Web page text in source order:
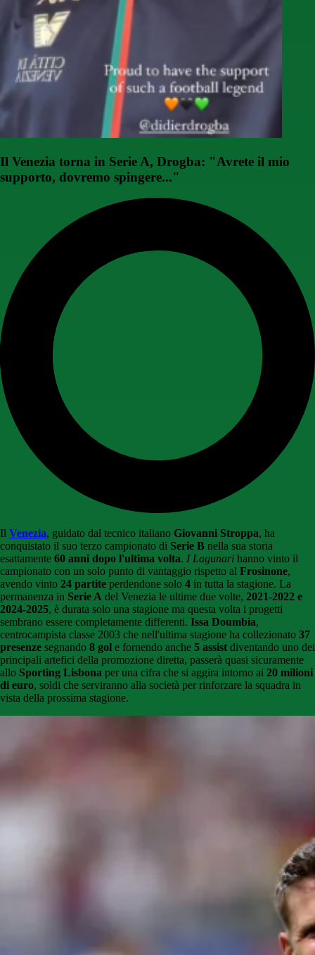
Il Venezia torna in Serie A, Drogba: "Avrete il mio
supporto, dovremo spingere..."
Il Venezia, guidato dal tecnico italiano Giovanni Stroppa, ha
conquistato il suo terzo campionato di Serie B nella sua storia
esattamente 60 anni dopo l'ultima volta. I Lagunari hanno vinto il
campionato con un solo punto di vantaggio rispetto al Frosinone,
avendo vinto 24 partite perdendone solo 4 in tutta la stagione. La
permanenza in Serie A del Venezia le ultime due volte, 2021-2022 e
2024-2025, è durata solo una stagione ma questa volta i progetti
sembrano essere completamente differenti. Issa Doumbia,
centrocampista classe 2003 che nell'ultima stagione ha collezionato 37
presenze segnando 8 gol e fornendo anche 5 assist diventando uno dei
principali artefici della promozione diretta, passerà quasi sicuramente
allo Sporting Lisbona per una cifra che si aggira intorno ai 20 milioni
di euro, soldi che serviranno alla società per rinforzare la squadra in
vista della prossima stagione.